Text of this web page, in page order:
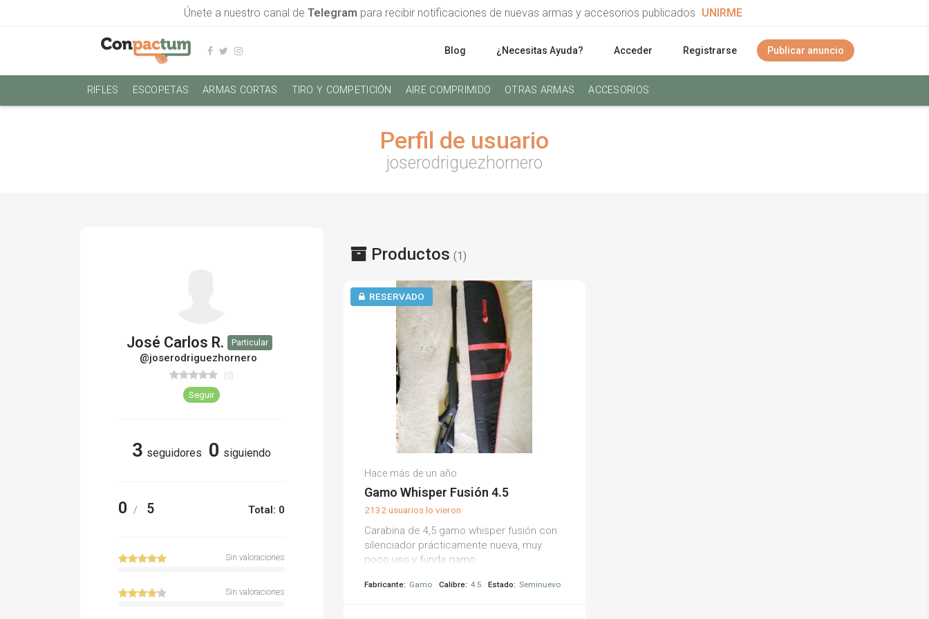
Únete a nuestro canal de Telegram para recibir notificaciones de nuevas armas y accesorios publicados UNIRME
Blog ¿Necesitas Ayuda? Acceder Registrarse Publicar anuncio
RIFLES ESCOPETAS ARMAS CORTAS TIRO Y COMPETICIÓN AIRE COMPRIMIDO OTRAS ARMAS ACCESORIOS
Perfil de usuario
joserodriguezhornero
José Carlos R. Particular
@joserodriguezhornero
(0)
Seguir
3 seguidores 0 siguiendo
0 / 5 Total: 0
Sin valoraciones
Sin valoraciones
Productos (1)
RESERVADO
Hace más de un año
Gamo Whisper Fusión 4.5
2132 usuarios lo vieron
Carabina de 4,5 gamo whisper fusión con
silenciador prácticamente nueva, muy
poco uso y funda gamo.
Fabricante: Gamo Calibre: 4.5 Estado: Seminuevo